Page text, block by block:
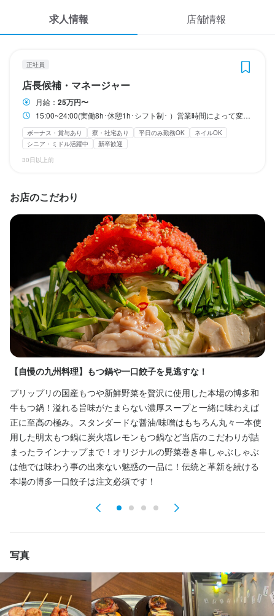
ヘルプ・お問い合わせフォーム
掲載をご検討の店舗様へ
食べログ求人PRESS
プライバシーポリシー
企業情報
求人情報 店舗情報
正社員
店長候補・マネージャー
月給： 25万円〜
15:00~24:00(実働8h･休憩1h･シフト制･ ）営業時間によって変動あり
ボーナス・賞与あり 寮・社宅あり 平日のみ勤務OK
ネイルOK
シニア・ミドル活躍中
新卒歓迎
30日以上前
お店のこだわり
【自慢の九州料理】もつ鍋や一口餃子を見逃すな！
プリップリの国産もつや新鮮野菜を贅沢に使用した本場の博多和
牛もつ鍋！溢れる旨味がたまらない濃厚スープと一緒に味わえば
正に至高の極み。スタンダードな醤油/味噌はもちろん丸々一本使
用した明太もつ鍋に炭火塩レモンもつ鍋など当店のこだわりが詰
まったラインナップまで！オリジナルの野菜巻き串しゃぶしゃぶ
は他では味わう事の出来ない魅惑の一品に！伝統と革新を続ける
本場の博多一口餃子は注文必須です！
写真
月8日休み/夏季休暇有り/年末年始休暇有り
月8日以上休みあり 平日のみ勤務OK(土日休み)
特別休暇あり
待遇
・受動喫煙防止措置：屋内原則禁煙（喫煙専用室あり）
社会保険完備 制服貸与 研修制度あり
社内イベントあり(旅行、BBQ等)
独立実績あり 車通勤OK バイク通勤OK
ひげOK ネイルOK ピアスOK
特徴
学歴不問 未経験者歓迎 独立希望者歓迎 新卒歓迎
第二新卒歓迎
Uターン・Iターン歓迎
フリーター歓迎 シニア・ミドル活躍中
女性活躍中
ブランクOK
オープニングスタッフ募集
駅チカ(徒歩5分以内)
スタッフの平均年齢20代
採用予定10名以上 応募者全員と面接 面接1回
仕事内容
当店の店長候補・マネージャーとして、まずは接客やホール業務
を中心に、店舗運営の基本を学んでいただきます。お客様のご案
内やオーダー受付、料理やドリンクの提供、会計、テーブルの片
付けなど、現場の業務を一通り経験していただきます。
囲で業務を進めていただけます。ピークタイムでもスタッフ同士
ので、初めての方でも安心して働けます。
部によるフォロー体制が整っており、マニュアルや定期的な研修
を通じて着実にスキルアップできる環境です。分からないことは
いつでも相談できるので、未経験の方も安心してスタートできま